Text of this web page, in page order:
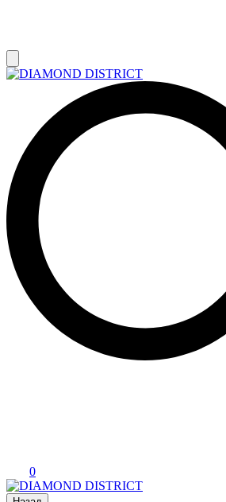
0